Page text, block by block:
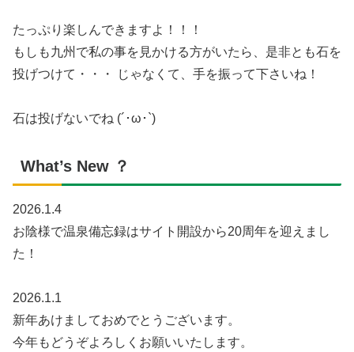
たっぷり楽しんできますよ！！！
もしも九州で私の事を見かける方がいたら、是非とも石を
投げつけて・・・ じゃなくて、手を振って下さいね！
石は投げないでね (´･ω･`)
What’s New ？
2026.1.4
お陰様で温泉備忘録はサイト開設から20周年を迎えまし
た！
2026.1.1
新年あけましておめでとうございます。
今年もどうぞよろしくお願いいたします。